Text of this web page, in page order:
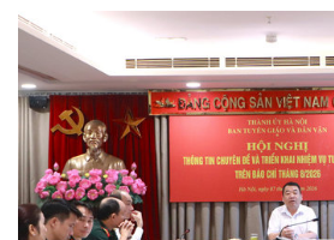
vận Thành ủy Đào Xuân Dũng chủ trì